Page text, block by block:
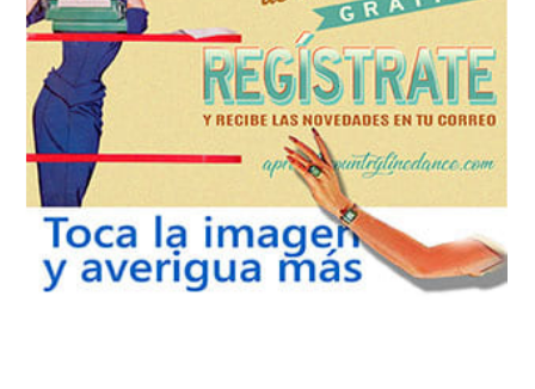
Tras registrarte tendrás acceso completo a la web. Puedes
consultar el directorio alfabético de vídeos tutoriales y
aprender la coreografía que más te apetezca. Recibirás en tu
correo la newsletter con las novedades tanto en el blog, como
de nuevos bailes. En cualquier momento puedes dar de baja
tu suscripción a la newsletter sin dejar de estar registrado.
REGÍSTRATE